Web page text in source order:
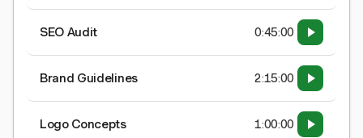
SEO Audit 0:45:00
Brand Guidelines 2:15:00
Logo Concepts 1:00:00